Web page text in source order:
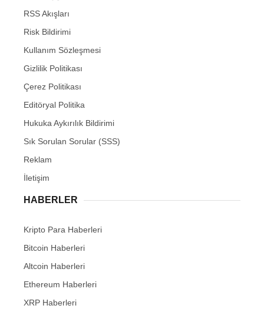
RSS Akışları
Risk Bildirimi
Kullanım Sözleşmesi
Gizlilik Politikası
Çerez Politikası
Editöryal Politika
Hukuka Aykırılık Bildirimi
Sık Sorulan Sorular (SSS)
Reklam
İletişim
HABERLER
Kripto Para Haberleri
Bitcoin Haberleri
Altcoin Haberleri
Ethereum Haberleri
XRP Haberleri